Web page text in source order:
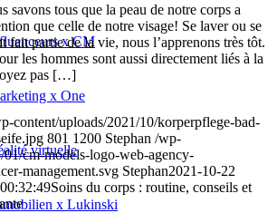
x CM
x One
virtuelle
x Lukinski
savons tous que la peau de notre corps a
que celle de notre visage! Se laver ou se
fait partie de la vie, nous l’apprenons très tôt.
les hommes sont aussi directement liés à la
pas […]
content/uploads/2021/10/korperpflege-bad-
801 1200 Stephan /wp-
01/cm-models-logo-web-agency-
management.svg Stephan2021-10-22
Soins du corps : routine, conseils et